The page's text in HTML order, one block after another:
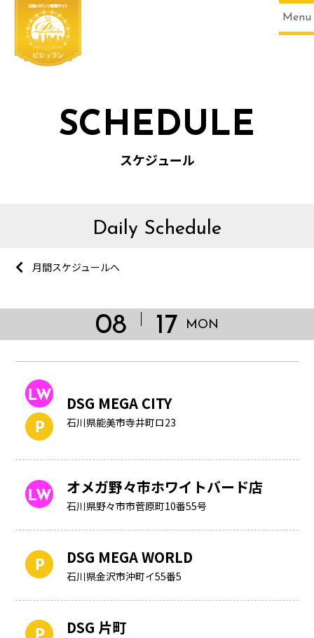
Menu
HOME
SCHEDULE
スケジュール
Daily Schedule
月間スケジュールへ
08 17 MON
DSG MEGA CITY
石川県能美市寺井町ロ23
オメガ野々市ホワイトバード店
石川県野々市市菅原町10番55号
DSG MEGA WORLD
石川県金沢市沖町イ55番5
DSG 片町